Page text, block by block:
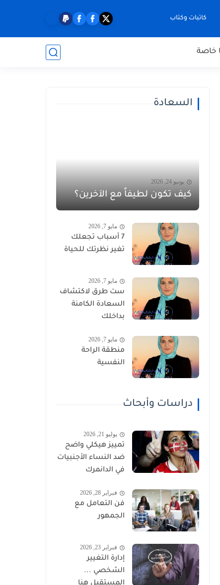
كاتبات وكتاب
خاصة
السعادة
يونيو 24, 2026
كيف تكون لطيفاً مع الآخرين؟
مايو 7, 2026
7 أسباب تجعلك
تغير نظرتك للحياة
مايو 7, 2026
ست طرق لاكتشاف
السعادة الكامنة
بداخلك
مايو 7, 2026
منطقة الراحة
النفسية
دراسات وأبحاث
يوليو 21, 2026
تمييز هيكلي واضح
ضد النساء الأجنبيات
في الدانمرك
فبراير 28, 2026
فن التعامل مع
الجمهور
فبراير 23, 2026
إدارة التغيير
الشخصي ...